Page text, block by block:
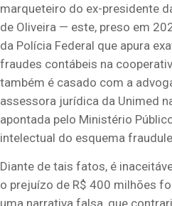
marqueteiro do ex-presidente
de Oliveira — este, preso em
da Polícia Federal que apura
fraudes contábeis na
também é casado com a
assessora jurídica da Unimed
apontada pelo Ministério
intelectual do esquema
Diante de tais fatos, é
o prejuízo de R$ 400 milhões